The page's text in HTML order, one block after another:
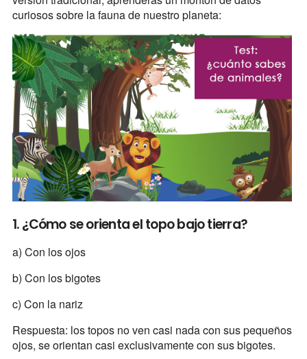
curiosos sobre la fauna de nuestro planeta:
1. ¿Cómo se orienta el topo bajo tierra?
a) Con los ojos
b) Con los bigotes
c) Con la nariz
Respuesta: los topos no ven casi nada con sus pequeños
ojos, se orientan casi exclusivamente con sus bigotes.